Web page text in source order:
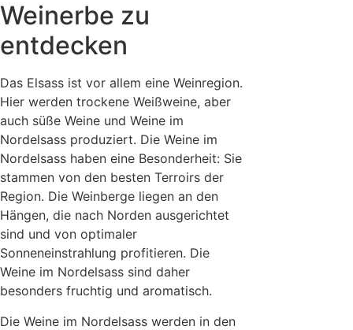
Weinerbe zu
entdecken
Das Elsass ist vor allem eine Weinregion.
Hier werden trockene Weißweine, aber
auch süße Weine und Weine im
Nordelsass produziert. Die Weine im
Nordelsass haben eine Besonderheit: Sie
stammen von den besten Terroirs der
Region. Die Weinberge liegen an den
Hängen, die nach Norden ausgerichtet
sind und von optimaler
Sonneneinstrahlung profitieren. Die
Weine im Nordelsass sind daher
besonders fruchtig und aromatisch.
Die Weine im Nordelsass werden in den